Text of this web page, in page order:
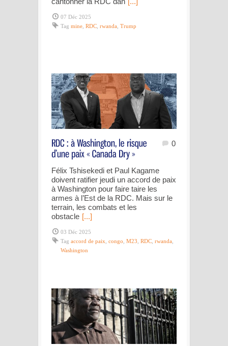
07 Déc 2025
Tag mine RDC rwanda Trump
0
Félix Tshisekedi et Paul Kagame
doivent ratifier jeudi un accord de paix
à Washington pour faire taire les
armes à l’Est de la RDC. Mais sur le
terrain, les combats et les
obstacle [...]
03 Déc 2025
Tag accord de paix congo M23 RDC rwanda
Washington